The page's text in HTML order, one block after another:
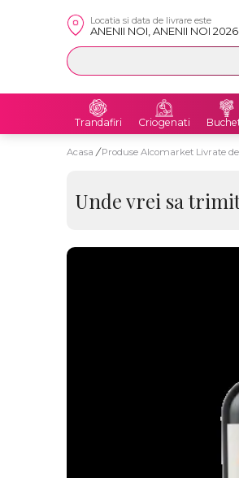
Locatia si data de livrare este
ANENII NOI, ANENII NOI
Trandafiri Criogenati
Acasa / Produse Alcomarket Livrate
Unde vrei sa